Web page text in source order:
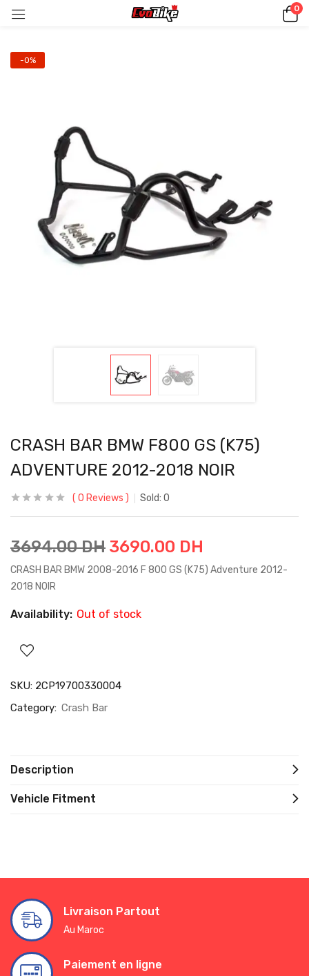
0
-0%
CRASH BAR BMW F800 GS (K75)
ADVENTURE 2012-2018 NOIR
0 Reviews Sold: 0
3694.00DH 3690.00 DH
CRASH BAR BMW 2008-2016 F 800 GS (K75) Adventure 2012-
2018 NOIR
Availability: Out of stock
SKU: 2CP19700330004
Category: Crash Bar
Description
Vehicle Fitment
Livraison Partout
Au Maroc
Paiement en ligne